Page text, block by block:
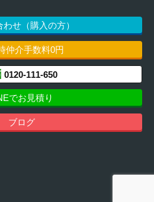
仲介手数料0円
0120-111-650
わせ（購入の方）
でお見積り
ブログ